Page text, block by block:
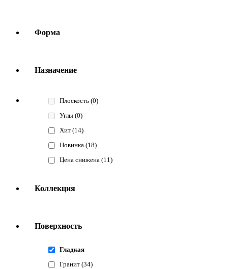
Форма
Назначение
Плоскость (0)
Углы (0)
Хит (14)
Новинка (18)
Цена снижена (11)
Коллекция
Поверхность
Гладкая
Гранит (34)